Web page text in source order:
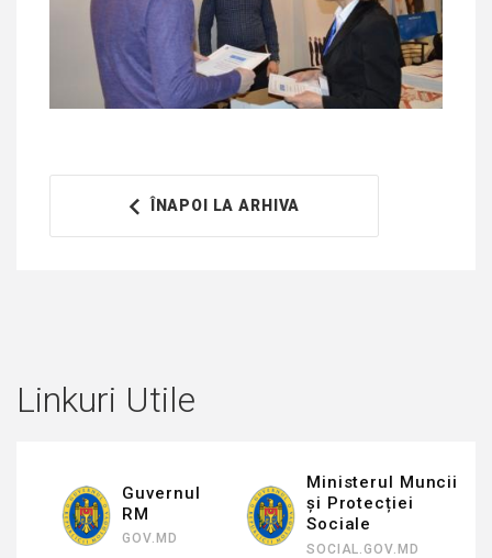
ÎNAPOI LA ARHIVA
Linkuri Utile
Ministerul Muncii
și Protecției
Sociale
SOCIAL.GOV.MD
Inspectoratul de
Stat al Muncii